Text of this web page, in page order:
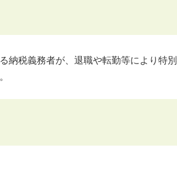
税義務者が、退職や転勤等により特